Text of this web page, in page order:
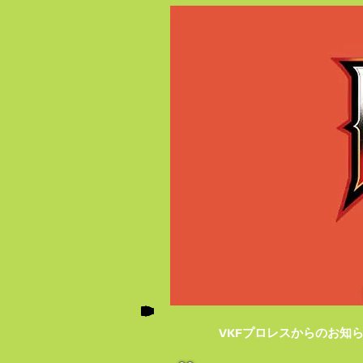
VKFプロレスからのお知